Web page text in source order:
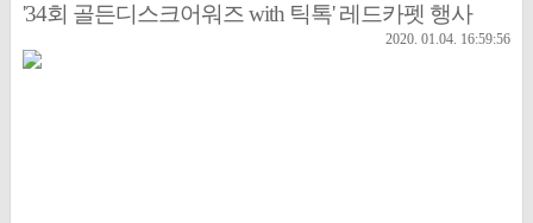
'34회 골든디스크어워즈 with 틱톡' 레드카펫 행사
2020. 01.04. 16:59:56